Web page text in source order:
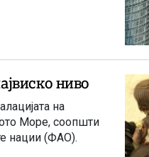
ниво
на
Море, соопшти
нации (ФАО).